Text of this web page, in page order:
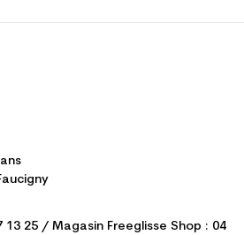
13 25 / Magasin Freeglisse Shop : 04